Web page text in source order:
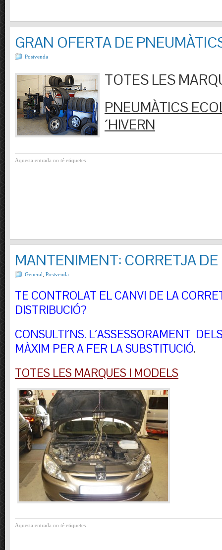
GRAN OFERTA DE
Postvenda
TOTES LES
PNEUMÀTICS
´HIVERN
Aquesta entrada no té etiquetes
MANTENIMENT: CORRETJA
General Postvenda
TE CONTROLAT EL CANVI DE LA
DISTRIBUCIÓ?
CONSULTI´NS. L´ASSESSORAMENT
MÀXIM PER A FER LA SUBSTITUCIÓ.
TOTES LES MARQUES I MODELS
Aquesta entrada no té etiquetes